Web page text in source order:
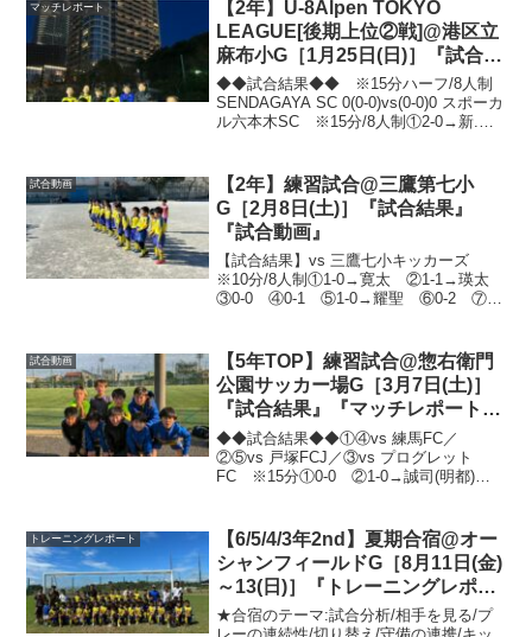
マッチレポート
【2年】U-8Alpen TOKYO
LEAGUE[後期上位②戦]@港区立
麻布小G［1月25日(日)］『試合結
果』『マッチレポート』『試合動
画』
◆◆試合結果◆◆ ※15分ハーフ/8人制
SENDAGAYA SC 0(0-0)vs(0-0)0 スポーカ
ル六本木SC ※15分/8人制①2-0→新.悠
勇太コ...
試合動画
【2年】練習試合@三鷹第七小
G［2月8日(土)］『試合結果』
『試合動画』
【試合結果】vs 三鷹七小キッカーズ
※10分/8人制①1-0→寛太 ②1-1→瑛太
③0-0 ④0-1 ⑤1-0→耀聖 ⑥0-2 ⑦0-
い相手と試合ができ...
試合動画
【5年TOP】練習試合@惣右衛門
公園サッカー場G［3月7日(土)］
『試合結果』『マッチレポート』
『試合動画』
◆◆試合結果◆◆①④vs 練馬FC／
②⑤vs 戸塚FCJ／③vs プログレット
FC ※15分①0-0 ②1-0→誠司(明都)
ーム相手に、9人で頑張...
トレーニングレポート
【6/5/4/3年2nd】夏期合宿@オー
シャンフィールドG［8月11日(金)
～13(日)］『トレーニングレポー
ト』『試合結果』『マッチレポー
★合宿のテーマ:試合分析/相手を見る/プ